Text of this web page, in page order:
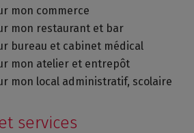
mon commerce
mon restaurant et bar
bureau et cabinet médical
mon atelier et entrepôt
mon local administratif, scolaire
services